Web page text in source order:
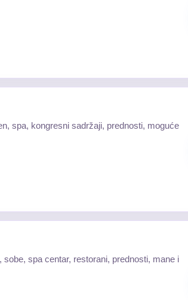
spa, kongresni sadržaji, prednosti, moguće
spa centar, restorani, prednosti, mane i